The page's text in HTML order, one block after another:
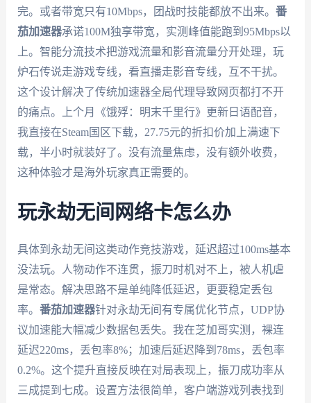
完。或者带宽只有10Mbps，团战时技能都放不出来。 番
茄加速器承诺100M独享带宽，实测峰值能跑到95Mbps以
上。智能分流技术把游戏流量和影音流量分开处理，玩
炉石传说走游戏专线，看直播走影音专线，互不干扰。
这个设计解决了传统加速器全局代理导致网页都打不开
的痛点。上个月《饿殍：明末千里行》更新日语配音，
我直接在Steam国区下载，27.75元的折扣价加上满速下
载，半小时就装好了。没有流量焦虑，没有额外收费，
这种体验才是海外玩家真正需要的。
玩永劫无间网络卡怎么办
具体到永劫无间这类动作竞技游戏，延迟超过100ms基本
没法玩。人物动作不连贯，振刀时机对不上，被人机虐
是常态。解决思路不是单纯降低延迟，更要稳定丢包
率。 番茄加速器针对永劫无间有专属优化节点，UDP协
议加速能大幅减少数据包丢失。我在芝加哥实测，裸连
延迟220ms，丢包率8%；加速后延迟降到78ms，丢包率
0.2%。这个提升直接反映在对局表现上，振刀成功率从
三成提到七成。设置方法很简单，客户端游戏列表找到